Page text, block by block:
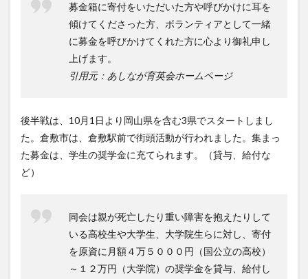
募金箱に寄付をいただいた方や呼びかけに耳を
傾けてくださった方、ボランティアとして一緒
に募金を呼びかけてくれた方に心より御礼申し
上げます。
引用元：あしなが育英会ホームページ
後半戦は、10月1日より岡山県を含む3県でスタートしまし
た。倉敷市は、倉敷駅前で街頭活動が行われました。集まっ
た募金は、学生の奨学金に充てられます。（貸与、給付な
ど）
同会は親が死亡したり重い障害を抱えたりして
いる高校生や大学生、大学院生らに対し、寄付
を原資に月額４万５０００円（国公立の高校）
～１２万円（大学院）の奨学金を貸与、給付し